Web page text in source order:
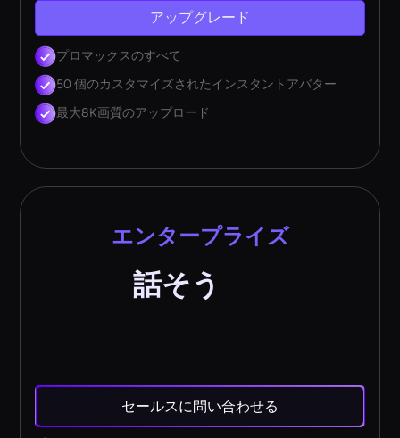
アップグレード
プロマックスのすべて
50 個のカスタマイズされたインスタントアバター
最大8K画質のアップロード
エンタープライズ
話そう
セールスに問い合わせる